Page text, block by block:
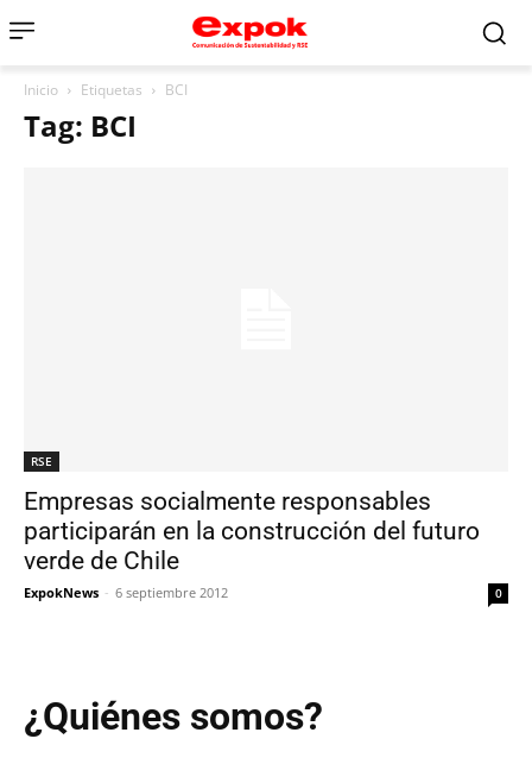
Inicio Etiquetas BCI
Tag: BCI
RSE
Empresas socialmente responsables
participarán en la construcción del futuro
verde de Chile
ExpokNews - 6 septiembre 2012 0
¿Quiénes somos?